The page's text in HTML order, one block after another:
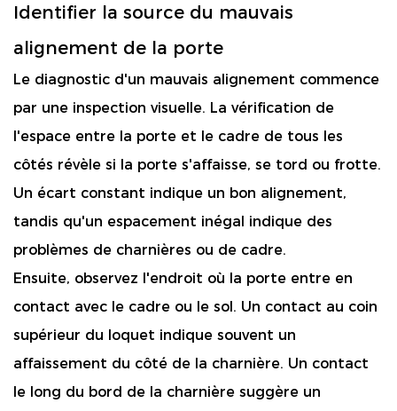
Identifier la source du mauvais
alignement de la porte
Le diagnostic d'un mauvais alignement commence
par une inspection visuelle. La vérification de
l'espace entre la porte et le cadre de tous les
côtés révèle si la porte s'affaisse, se tord ou frotte.
Un écart constant indique un bon alignement,
tandis qu'un espacement inégal indique des
problèmes de charnières ou de cadre.
Ensuite, observez l'endroit où la porte entre en
contact avec le cadre ou le sol. Un contact au coin
supérieur du loquet indique souvent un
affaissement du côté de la charnière. Un contact
le long du bord de la charnière suggère un